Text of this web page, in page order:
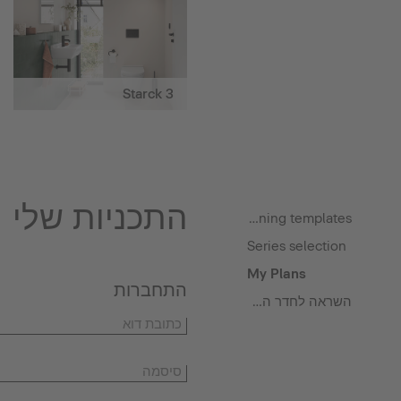
Starck 3
Planning templates
Series selection
My Plans
השראה לחדר האמבטיה
התכניות שלי
התחברות